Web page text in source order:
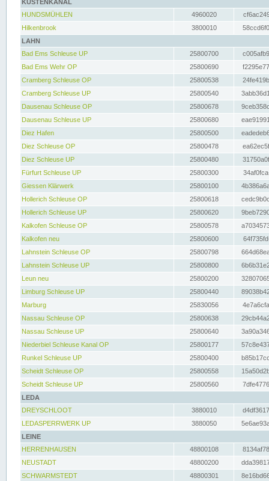
KÜSTENKANAL
HUNDSMÜHLEN
4960020
Hilkenbrook
3800010
LAHN
Bad Ems Schleuse UP
25800700
Bad Ems Wehr OP
25800690
Cramberg Schleuse OP
25800538
Cramberg Schleuse UP
25800540
Dausenau Schleuse OP
25800678
Dausenau Schleuse UP
25800680
Diez Hafen
25800500
Diez Schleuse OP
25800478
Diez Schleuse UP
25800480
Fürfurt Schleuse UP
25800300
Giessen Klärwerk
25800100
Hollerich Schleuse OP
25800618
Hollerich Schleuse UP
25800620
Kalkofen Schleuse OP
25800578
Kalkofen neu
25800600
Lahnstein Schleuse OP
25800798
Lahnstein Schleuse UP
25800800
Leun neu
25800200
Limburg Schleuse UP
25800440
Marburg
25830056
Nassau Schleuse OP
25800638
Nassau Schleuse UP
25800640
Niederbiel Schleuse Kanal OP
25800177
Runkel Schleuse UP
25800400
Scheidt Schleuse OP
25800558
Scheidt Schleuse UP
25800560
LEDA
DREYSCHLOOT
3880010
LEDASPERRWERK UP
3880050
LEINE
HERRENHAUSEN
48800108
NEUSTADT
48800200
SCHWARMSTEDT
48800301